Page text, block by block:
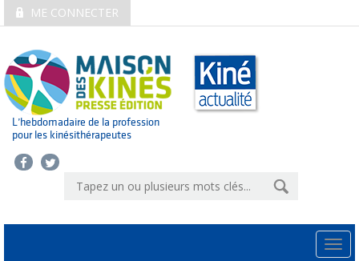
ME CONNECTER
L’hebdomadaire de la profession
pour les kinésithérapeutes